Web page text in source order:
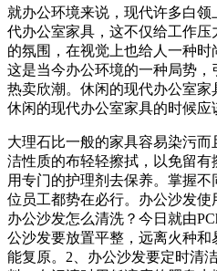
就办公环境来说，现代许多白
代办公室家具，这不仅给工作
的氛围，在视觉上也给人一种时
这是当今办公环境的一种局势
热卖欣潮。休闲的现代办公室
休闲的现代办公室家具的时候应
大理石比一般的家具容易染污
洁性质的布轻轻擦拭，以免留
用专门的护理剂去保养。掌握
位员工都势在必行。办公沙发使
办公沙发怎么清洗？今日就由
公沙发要放置平整，远离火种
能复原。2、办公沙发要定时清